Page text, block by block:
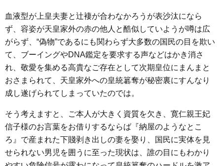
血液型が上皇夫妻と辻褄が合わなかろうが表沙汰になら
ず、容姿が天皇家外の赤の他人と酷似していようが噂は広
がらず、“偽物”であるにも関わらず大多数の国民の目を欺い
て、ブーイングやDNA鑑定を要求する声などはかき消さ
れ、敬愛を集める高貴なご存在として次期皇位にまんまと
おさまられて、天皇家外への皇統簒奪が秘密裏にすんなり
成し遂げられてしまっていたのでは。
そう考えますと、ご本人が大きく資質を欠き、寛仁親王妃
信子様のお言葉をお借りするならば『納屋のようなとこ
ろ』で産まれた下賤剥き出しの妻を娶り、国民に実体を見
せられない男児を囲うに至った現状は、誰の目にもわかり